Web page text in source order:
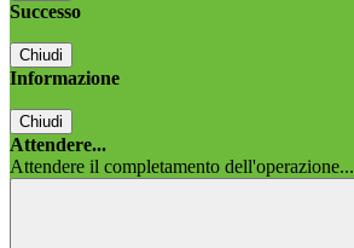
Successo
Chiudi
Informazione
Chiudi
Attendere...
Attendere il completamento dell'operazione...